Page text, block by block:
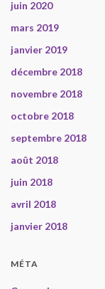
juin 2020
mars 2019
janvier 2019
décembre 2018
novembre 2018
octobre 2018
septembre 2018
août 2018
juin 2018
avril 2018
janvier 2018
MÉTA